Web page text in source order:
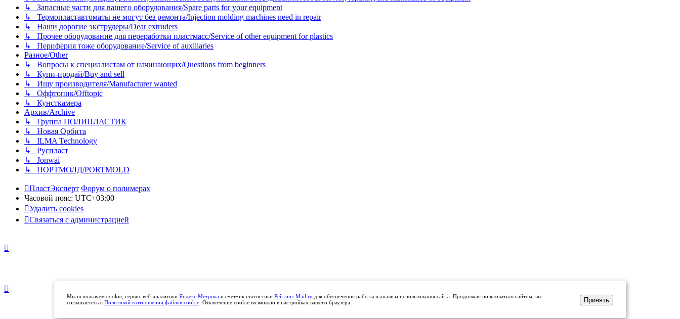
↳ Запасные части для вашего оборудования/Spare parts for your equipment
↳ Термопластавтоматы не могут без ремонта/Injection molding machines need in repair
↳ Наши дорогие экструдеры/Dear extruders
↳ Прочее оборудование для переработки пластмасс/Service of other equipment for plastics
↳ Периферия тоже оборудование/Service of auxiliaries
Разное/Other
↳ Вопросы к специалистам от начинающих/Questions from beginners
↳ Купи-продай/Buy and sell
↳ Ищу производителя/Manufacturer wanted
↳ Оффтопик/Offtopic
↳ Кунсткамера
Архив/Archive
↳ Группа ПОЛИПЛАСТИК
↳ Новая Орбита
↳ ILMA Technology
↳ Руспласт
↳ Jonwai
↳ ПОРТМОЛД/PORTMOLD
ПластЭксперт Форум о полимерах
Часовой пояс: UTC+03:00
Удалить cookies
Связаться с администрацией
Мы используем cookie, сервис веб-аналитики Яндекс.Метрика и счетчик статистики Рейтинг Mail.ru для обеспечения работы и анализа использования сайта. Продолжая пользоваться сайтом, вы
соглашаетесь с Политикой в отношении файлов cookie . Отключение cookie возможно в настройках вашего браузера. Принять